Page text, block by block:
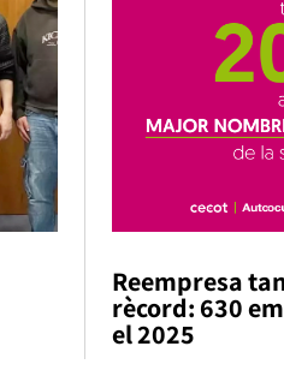
Reempresa
rècord: 630
el 2025